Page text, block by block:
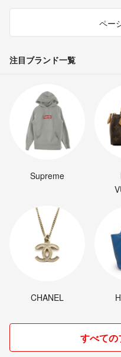
ペー
注目ブランド一覧
Supreme
CHANEL
すべての